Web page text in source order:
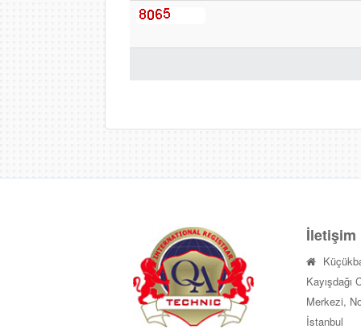
İletişim
Kayışdağı
Merkezi,
İstanbul